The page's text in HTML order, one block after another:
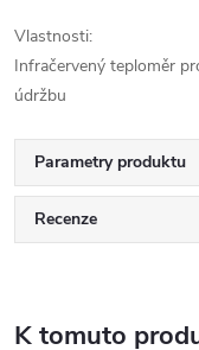
Vlastnosti:
Infračervený teploměr
údržbu
Parametry produktu
Recenze
K tomuto